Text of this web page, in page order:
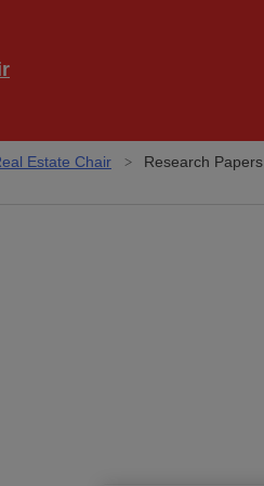
Estate Chair Research Papers